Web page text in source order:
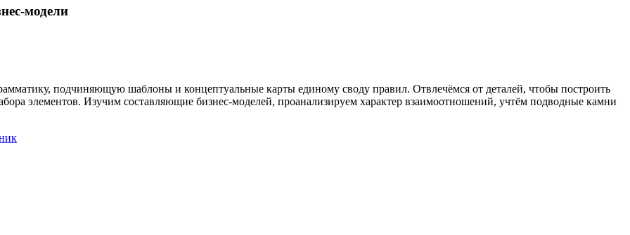
модели
подчиняющую шаблоны и концептуальные карты единому своду правил. Отвлечёмся от деталей, чтобы построить
элементов. Изучим составляющие бизнес-моделей, проанализируем характер взаимоотношений, учтём подводные камни